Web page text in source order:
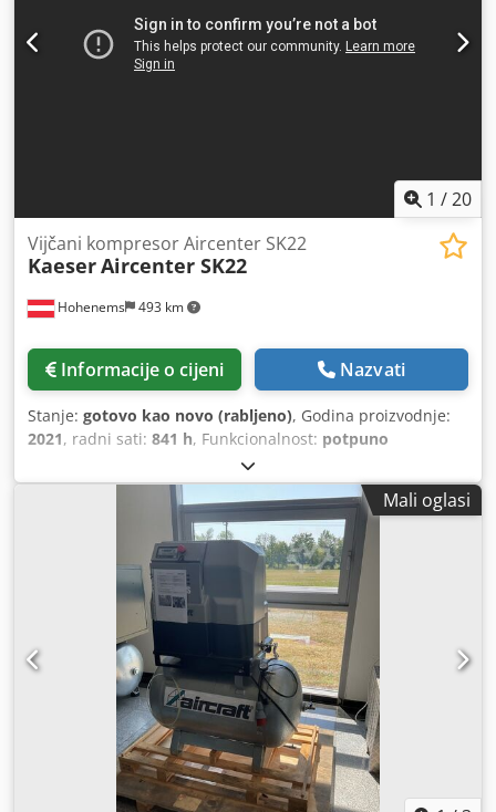
više informacija, molimo vas, pošaljite nam poruku ili nas
nazovite. Na zalihama imamo i rabljene kompresore BS51,
BS61, sušilicu TD61 i tlačnu posudu od 2000 L. Cijene po
1 /20
Hohenems 493 km
Vijčani kompresor Aircenter SK22
KaeserAircenter SK22
Informacije o cijeni Nazvati
Stanje: gotovo kao novo (rabljeno), Godina proizvodnje:
2021, radni sati: 841 h, Funkcionalnost: potpuno
, Vijačni kompresor Kaeser, model Aircenter
SK22 11 kW 8 bara Crsdpozrtlbjfx Agdjf 2 m3/min Godina
proizvodnje: 2021. Broj radnih sati: 841
Mali oglasi